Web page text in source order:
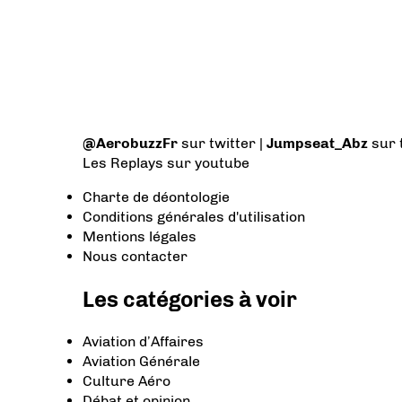
@AerobuzzFr sur twitter | Jumpseat_Abz sur
Les Replays sur youtube
Charte de déontologie
Conditions générales d'utilisation
Mentions légales
Nous contacter
Les catégories à voir
Aviation d’Affaires
Aviation Générale
Culture Aéro